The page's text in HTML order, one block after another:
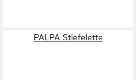
PALPA Stiefelette